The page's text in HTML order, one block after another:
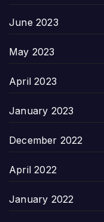
June 2023
May 2023
April 2023
January 2023
December 2022
April 2022
January 2022